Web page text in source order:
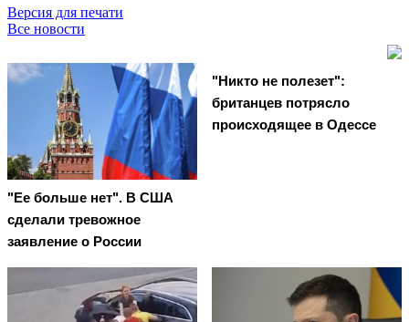
Версия для печати
Все новости
"Ее больше нет". В США
сделали тревожное
заявление о России
"Никто не полезет":
британцев потрясло
происходящее в Одессе